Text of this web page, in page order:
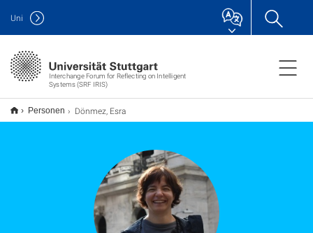
Interchange Forum for Reflecting on Intelligent
Systems (SRF IRIS)
Uni
Personen Dönmez, Esra